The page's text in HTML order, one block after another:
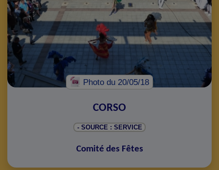
Photo du 20/05/18
CORSO
- SOURCE : SERVICE
Comité des Fêtes